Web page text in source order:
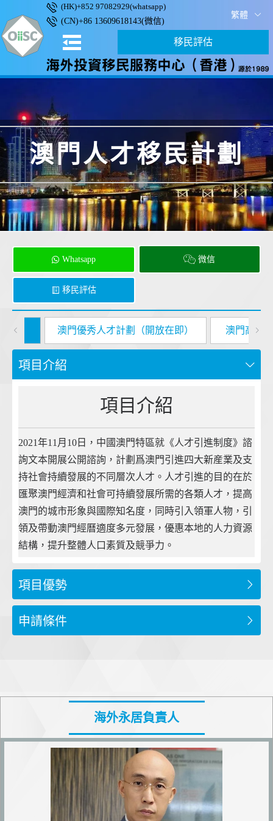
(HK)+852 97082929(whatsapp)
(CN)+86 13609618143(微信)
繁體
移民評估
澳門人才移民計劃
Whatsapp 微信
移民評估
即） 澳門優秀人才計劃（開放在即） 澳門高級
項目介紹
項目介紹
2021年11月10日，中國澳門特區就《人才引進制度》諮
詢文本開展公開諮詢，計劃爲澳門引進四大新産業及支
持社會持續發展的不同層次人才。人才引進的目的在於
匯聚澳門經濟和社會可持續發展所需的各類人才，提高
澳門的城市形象與國際知名度，同時引入領軍人物，引
領及帶動澳門經曆適度多元發展，優惠本地的人力資源
結構，提升整體人口素質及競爭力。
項目優勢
申請條件
海外永居負責人